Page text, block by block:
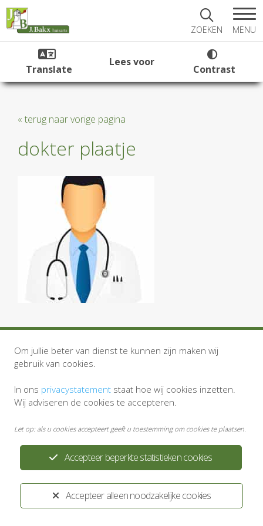
ZOEKEN MENU
Translate
Lees voor
Contrast
« terug naar vorige pagina
dokter plaatje
Accepteer alleen noodzakelijke cookies
Accepteer beperkte statistieken cookies
Om jullie beter van dienst te kunnen zijn maken wij
gebruik van cookies.
In ons privacystatement staat hoe wij cookies inzetten.
Wij adviseren de cookies te accepteren.
Let op: als u cookies accepteert geeft u toestemming om cookies te plaatsen.